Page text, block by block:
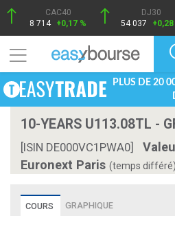
CAC40
8 714 +0,17 %
DJ30
54 037
+0,28
PLUS DE 20
10-YEARS U113.08TL -
[ISIN DE000VC1PWA0]
Euronext Paris (temps différé)
COURS GRAPHIQUE